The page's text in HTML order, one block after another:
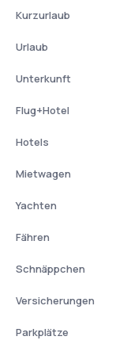
Kurzurlaub
Urlaub
Unterkunft
Flug+Hotel
Hotels
Mietwagen
Yachten
Fähren
Schnäppchen
Versicherungen
Parkplätze